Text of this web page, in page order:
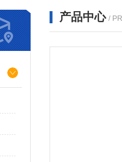
产品中心 /